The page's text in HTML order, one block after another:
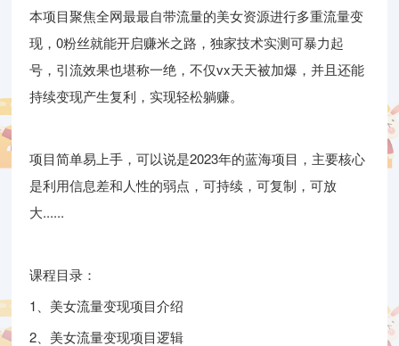
本项目聚焦全网最最自带流量的美女资源进行多重流量变
现，0粉丝就能开启赚米之路，独家技术实测可暴力起
号，引流效果也堪称一绝，不仅vx天天被加爆，并且还能
持续变现产生复利，实现轻松躺赚。
项目简单易上手，可以说是2023年的蓝海项目，主要核心
是利用信息差和人性的弱点，可持续，可复制，可放
大......
课程目录：
1、美女流量变现项目介绍
2、美女流量变现项目逻辑